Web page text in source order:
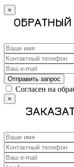
×
Отправить запрос
Cогласен на
×